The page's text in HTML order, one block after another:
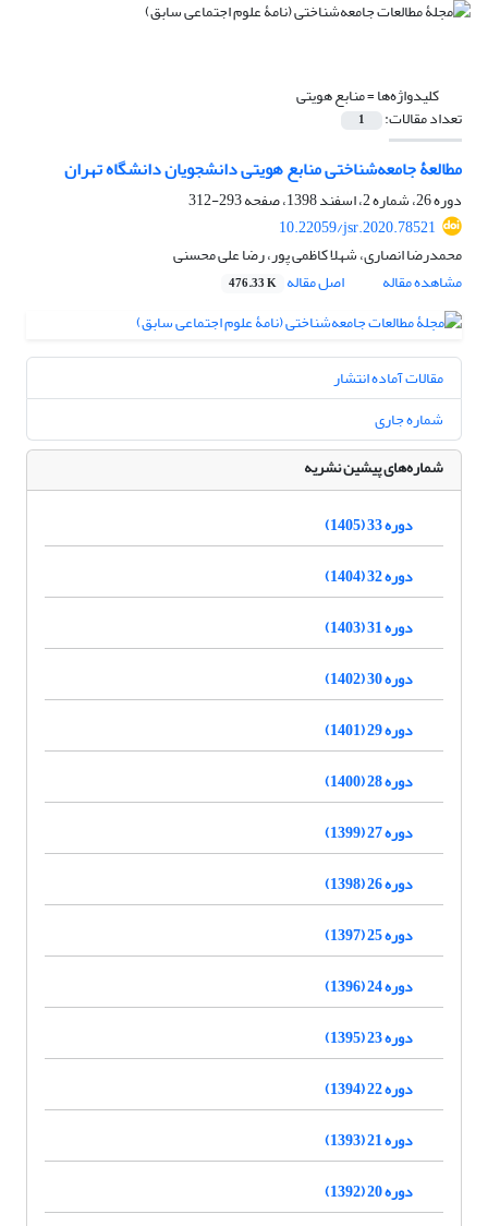
کلیدواژه‌ها =منابع هویتی
تعداد مقالات: 1
مطالعۀ جامعه‌شناختی منابع هویتی دانشجویان دانشگاه تهران
دوره 26، شماره 2، اسفند 1398، صفحه
293-312
10.22059/jsr.2020.78521
محمدرضا انصاری، شهلا کاظمی پور، رضا علی محسنی
مشاهده مقاله
اصل مقاله 476.33 K
مقالات آماده انتشار
شماره جاری
شماره‌های پیشین نشریه
دوره 33 (1405)
دوره 32 (1404)
دوره 31 (1403)
دوره 30 (1402)
دوره 29 (1401)
دوره 28 (1400)
دوره 27 (1399)
دوره 26 (1398)
دوره 25 (1397)
دوره 24 (1396)
دوره 23 (1395)
دوره 22 (1394)
دوره 21 (1393)
دوره 20 (1392)